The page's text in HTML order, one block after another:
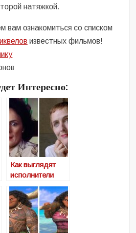
натяжкой.
вам ознакомиться со списком
известных фильмов!
Интересно:
Как выглядят
исполнители
второплановых
ролей из
знаменитых
франшиз в
других фильмах,